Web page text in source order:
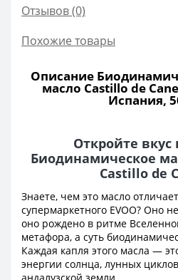
Отзывов (0)
Похожие товары
Описание
масло Castillo de
Испания,
Откройте
Биодинамическое
Castillo de
Знаете, чем это масло
супермаркетного EVOO? Оно
оно рождено в ритме
метафора, а суть
Каждая капля этого масла —
энергии солнца, лунных